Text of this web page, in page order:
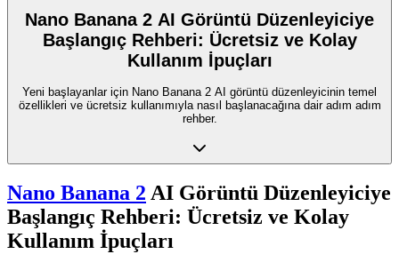
Nano Banana 2 AI Görüntü Düzenleyiciye
Başlangıç Rehberi: Ücretsiz ve Kolay
Kullanım İpuçları
Yeni başlayanlar için Nano Banana 2 AI görüntü düzenleyicinin temel
özellikleri ve ücretsiz kullanımıyla nasıl başlanacağına dair adım adım
rehber.
Nano Banana 2 AI Görüntü Düzenleyiciye
Başlangıç Rehberi: Ücretsiz ve Kolay
Kullanım İpuçları